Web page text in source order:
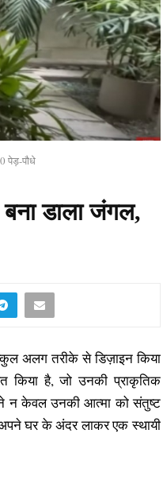
पेड़-पौधे
डाला जंगल,
अलग तरीके से डिज़ाइन किया
किया है, जो उनकी प्राकृतिक
न केवल उनकी आत्मा को संतुष्ट
घर के अंदर लाकर एक स्थायी